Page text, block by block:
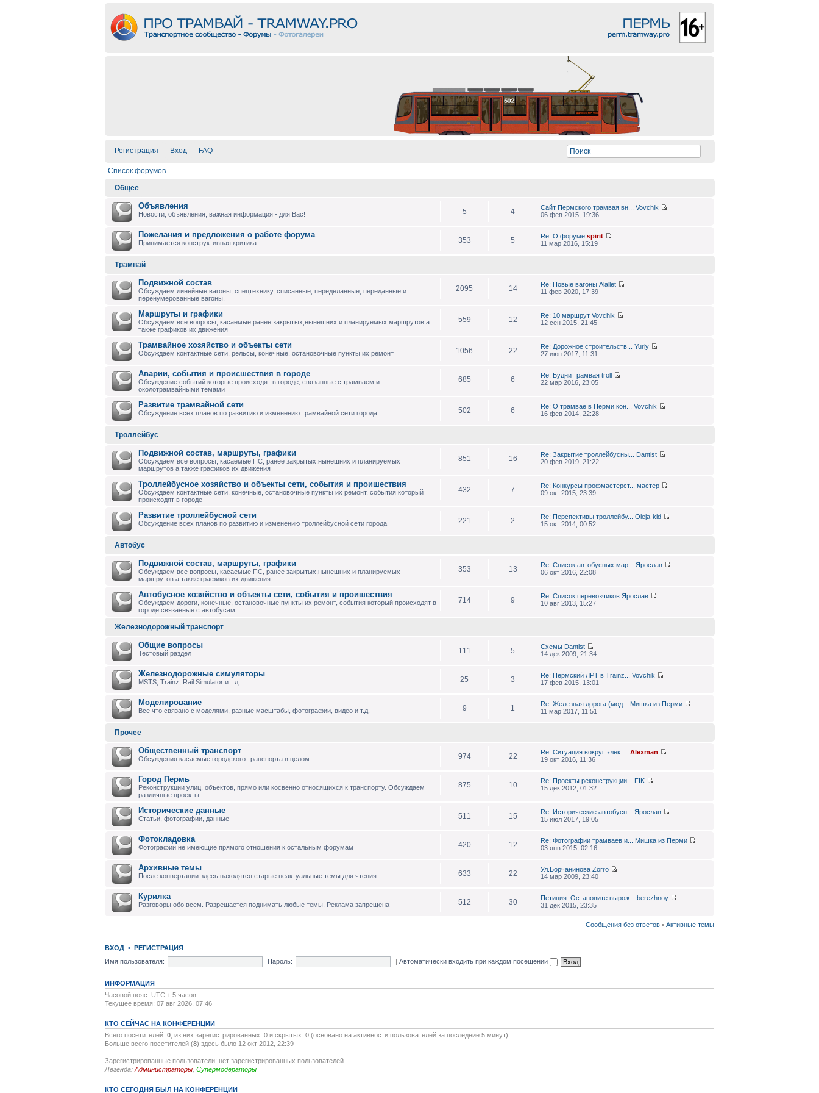
Регистрация Вход FAQ
Список форумов
Общее
Объявления
Новости, объявления, важная информация - для Вас! 5 4 Сайт Пермского трамвая вн...
Vovchik
06 фев 2015, 19:36
Пожелания и предложения о работе форума
Принимается конструктивная критика 353 5 Re: О форуме spirit
11 мар 2016, 15:19
Трамвай
Подвижной состав
Обсуждаем линейные вагоны, спецтехнику, списанные, переделанные, переданные и
перенумерованные вагоны.
2095 14 Re: Новые вагоны Alallet
11 фев 2020, 17:39
Маршруты и графики
Обсуждаем все вопросы, касаемые ранее закрытых,нынешних и планируемых маршрутов а
также графиков их движения
559 12 Re: 10 маршрут Vovchik
12 сен 2015, 21:45
Трамвайное хозяйство и объекты сети
Обсуждаем контактные сети, рельсы, конечные, остановочные пункты их ремонт 1056 22 Re: Дорожное строительств...
Yuriy
27 июн 2017, 11:31
Аварии, события и происшествия в городе
Обсуждение событий которые происходят в городе, связанные с трамваем и
околотрамвайными темами
685 6 Re: Будни трамвая troll
22 мар 2016, 23:05
Развитие трамвайной сети
Обсуждение всех планов по развитию и изменению трамвайной сети города 502 6 Re: О трамвае в Перми кон...
Vovchik
16 фев 2014, 22:28
Троллейбус
Подвижной состав, маршруты, графики
Обсуждаем все вопросы, касаемые ПС, ранее закрытых,нынешних и планируемых
маршрутов а также графиков их движения
851 16 Re: Закрытие троллейбусны...
Dantist
20 фев 2019, 21:22
Троллейбусное хозяйство и объекты сети, события и проишествия
Обсуждаем контактные сети, конечные, остановочные пункты их ремонт, события который
происходят в городе
432 7 Re: Конкурсы профмастерст...
мастер
09 окт 2015, 23:39
Развитие троллейбусной сети
Обсуждение всех планов по развитию и изменению троллейбусной сети города 221 2 Re: Перспективы троллейбу...
Oleja-kid
15 окт 2014, 00:52
Автобус
Подвижной состав, маршруты, графики
Обсуждаем все вопросы, касаемые ПС, ранее закрытых,нынешних и планируемых
маршрутов а также графиков их движения
353 13 Re: Список автобусных мар...
Ярослав
06 окт 2016, 22:08
Автобусное хозяйство и объекты сети, события и проишествия
Обсуждаем дороги, конечные, остановочные пункты их ремонт, события который происходят в
городе связанные с автобусам
714 9 Re: Список перевозчиков Ярослав
10 авг 2013, 15:27
Железнодорожный транспорт
Общие вопросы
Тестовый раздел 111 5 Схемы Dantist
14 дек 2009, 21:34
Железнодорожные симуляторы
MSTS, Trainz, Rail Simulator и т.д. 25 3 Re: Пермский ЛРТ в Trainz...
Vovchik
17 фев 2015, 13:01
Моделирование
Все что связано с моделями, разные масштабы, фотографии, видео и т.д. 9 1 Re: Железная дорога (мод...
Мишка из Перми
11 мар 2017, 11:51
Прочее
Общественный транспорт
Обсуждения касаемые городского транспорта в целом 974 22 Re: Ситуация вокруг элект...
Alexman
19 окт 2016, 11:36
Город Пермь
Реконструкции улиц, объектов, прямо или косвенно относящихся к транспорту. Обсуждаем
различные проекты.
875 10 Re: Проекты реконструкции...
FIK
15 дек 2012, 01:32
Исторические данные
Статьи, фотографии, данные 511 15 Re: Исторические автобусн...
Ярослав
15 июл 2017, 19:05
Фотокладовка
Фотографии не имеющие прямого отношения к остальным форумам 420 12 Re: Фотографии трамваев и...
Мишка из Перми
03 янв 2015, 02:16
Архивные темы
После конвертации здесь находятся старые неактуальные темы для чтения 633 22 Ул.Борчанинова Zorro
14 мар 2009, 23:40
Курилка
Разговоры обо всем. Разрешается поднимать любые темы. Реклама запрещена 512 30 Петиция: Остановите вырож...
berezhnoy
31 дек 2015, 23:35
Сообщения без ответов • Активные темы
ВХОД • РЕГИСТРАЦИЯ
Имя пользователя:
Пароль: | Автоматически входить при каждом посещении
ИНФОРМАЦИЯ
Часовой пояс: UTC + 5 часов
Текущее время: 07 авг 2026, 07:46
КТО СЕЙЧАС НА КОНФЕРЕНЦИИ
Всего посетителей: 0 , из них зарегистрированных: 0 и скрытых: 0 (основано на активности пользователей за последние 5 минут)
Больше всего посетителей (8) здесь было 12 окт 2012, 22:39
Зарегистрированные пользователи: нет зарегистрированных пользователей
Легенда: Администраторы Супермодераторы
КТО СЕГОДНЯ БЫЛ НА КОНФЕРЕНЦИИ